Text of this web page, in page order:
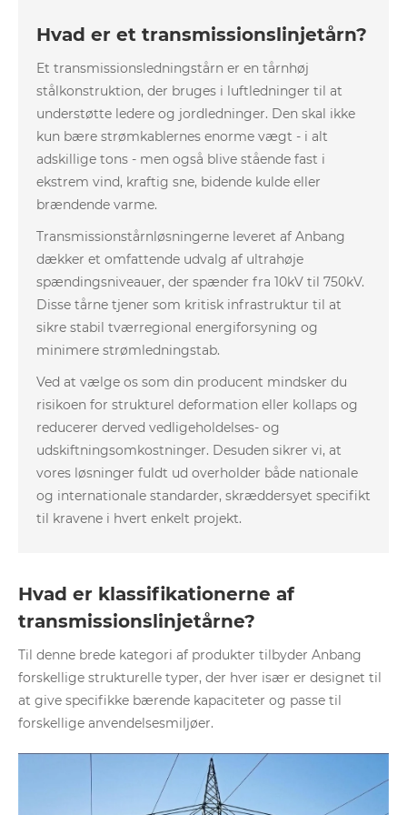
Hvad er et transmissionslinjetårn?
Et transmissionsledningstårn er en tårnhøj
stålkonstruktion, der bruges i luftledninger til at
understøtte ledere og jordledninger. Den skal ikke
kun bære strømkablernes enorme vægt - i alt
adskillige tons - men også blive stående fast i
ekstrem vind, kraftig sne, bidende kulde eller
brændende varme.
Transmissionstårnløsningerne leveret af Anbang
dækker et omfattende udvalg af ultrahøje
spændingsniveauer, der spænder fra 10kV til 750kV.
Disse tårne ​​tjener som kritisk infrastruktur til at
sikre stabil tværregional energiforsyning og
minimere strømledningstab.
Ved at vælge os som din producent mindsker du
risikoen for strukturel deformation eller kollaps og
reducerer derved vedligeholdelses- og
udskiftningsomkostninger. Desuden sikrer vi, at
vores løsninger fuldt ud overholder både nationale
og internationale standarder, skræddersyet specifikt
til kravene i hvert enkelt projekt.
Hvad er klassifikationerne af
transmissionslinjetårne?
Til denne brede kategori af produkter tilbyder Anbang
forskellige strukturelle typer, der hver især er designet til
at give specifikke bærende kapaciteter og passe til
forskellige anvendelsesmiljøer.